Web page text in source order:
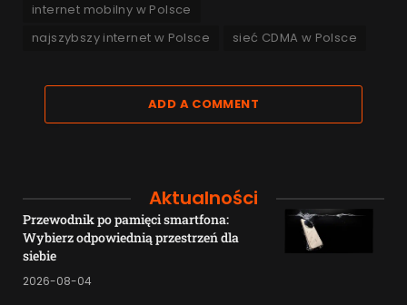
internet mobilny w Polsce
najszybszy internet w Polsce
sieć CDMA w Polsce
ADD A COMMENT
Aktualności
Przewodnik po pamięci smartfona:
Wybierz odpowiednią przestrzeń dla
siebie
2026-08-04